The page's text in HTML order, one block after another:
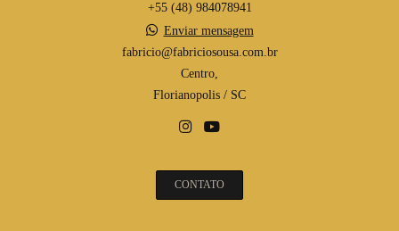
+55 (48) 984078941
Enviar mensagem
fabricio@fabriciosousa.com.br
Centro,
Florianopolis / SC
CONTATO